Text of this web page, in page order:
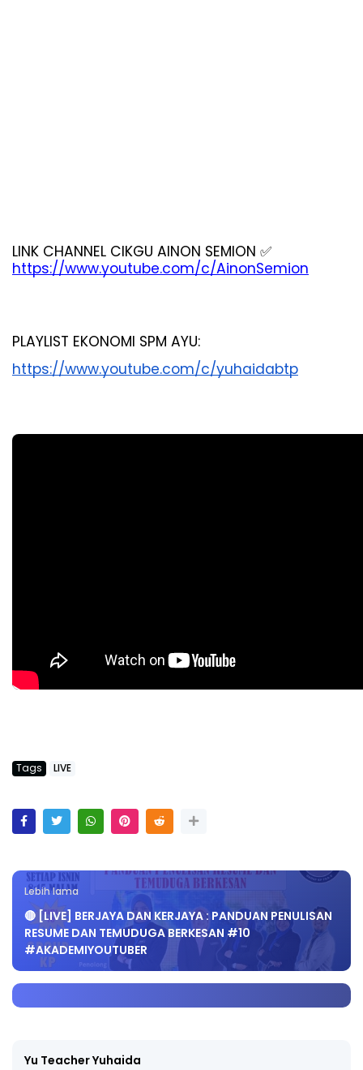
LINK CHANNEL CIKGU AINON SEMION ✅
https://www.youtube.com/c/AinonSemion
PLAYLIST EKONOMI SPM AYU:
https://www.youtube.com/c/yuhaidabtp
Tags LIVE
Lebih lama
🔴 [LIVE] BERJAYA DAN KERJAYA : PANDUAN PENULISAN
RESUME DAN TEMUDUGA BERKESAN #10
#AKADEMIYOUTUBER
Yu Teacher Yuhaida